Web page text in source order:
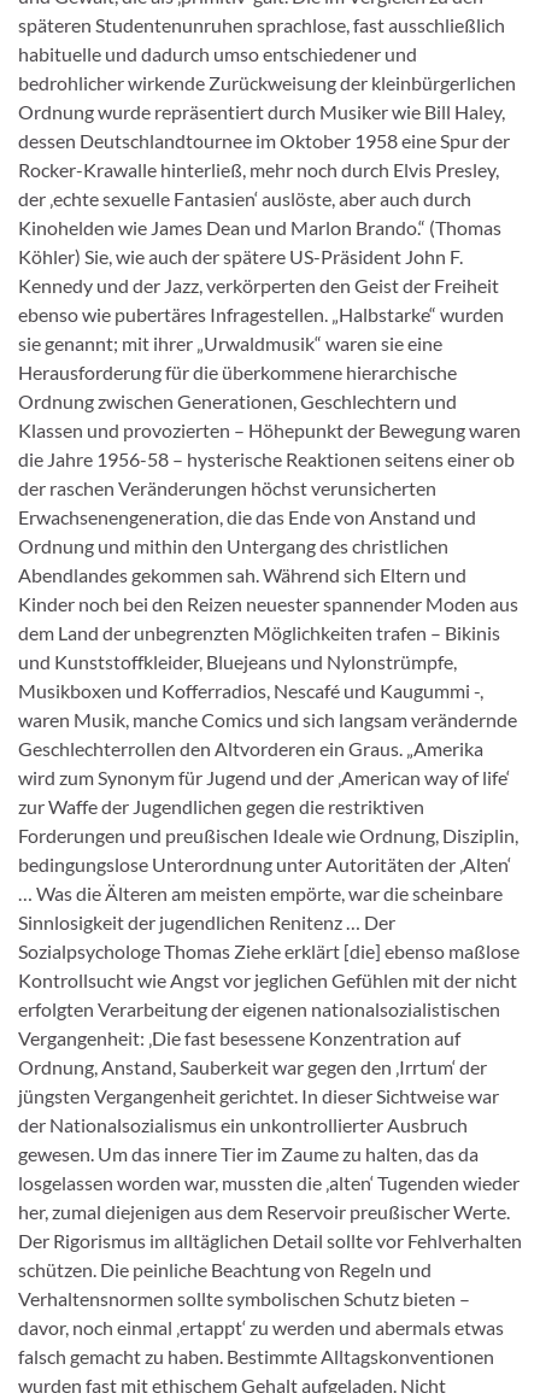
späteren Studentenunruhen sprachlose, fast ausschließlich
habituelle und dadurch umso entschiedener und
bedrohlicher wirkende Zurückweisung der kleinbürgerlichen
Ordnung wurde repräsentiert durch Musiker wie Bill Haley,
dessen Deutschlandtournee im Oktober 1958 eine Spur der
Rocker-Krawalle hinterließ, mehr noch durch Elvis Presley,
der ‚echte sexuelle Fantasien‘ auslöste, aber auch durch
Kinohelden wie James Dean und Marlon Brando.“ (Thomas
Köhler) Sie, wie auch der spätere US-Präsident John F.
Kennedy und der Jazz, verkörperten den Geist der Freiheit
ebenso wie pubertäres Infragestellen. „Halbstarke“ wurden
sie genannt; mit ihrer „Urwaldmusik“ waren sie eine
Herausforderung für die überkommene hierarchische
Ordnung zwischen Generationen, Geschlechtern und
Klassen und provozierten – Höhepunkt der Bewegung waren
die Jahre 1956-58 – hysterische Reaktionen seitens einer ob
der raschen Veränderungen höchst verunsicherten
Erwachsenengeneration, die das Ende von Anstand und
Ordnung und mithin den Untergang des christlichen
Abendlandes gekommen sah. Während sich Eltern und
Kinder noch bei den Reizen neuester spannender Moden aus
dem Land der unbegrenzten Möglichkeiten trafen – Bikinis
und Kunststoffkleider, Bluejeans und Nylonstrümpfe,
Musikboxen und Kofferradios, Nescafé und Kaugummi -,
waren Musik, manche Comics und sich langsam verändernde
Geschlechterrollen den Altvorderen ein Graus. „Amerika
wird zum Synonym für Jugend und der ‚American way of life‘
zur Waffe der Jugendlichen gegen die restriktiven
Forderungen und preußischen Ideale wie Ordnung, Disziplin,
bedingungslose Unterordnung unter Autoritäten der ‚Alten‘
… Was die Älteren am meisten empörte, war die scheinbare
Sinnlosigkeit der jugendlichen Renitenz … Der
Sozialpsychologe Thomas Ziehe erklärt [die] ebenso maßlose
Kontrollsucht wie Angst vor jeglichen Gefühlen mit der nicht
erfolgten Verarbeitung der eigenen nationalsozialistischen
Vergangenheit: ‚Die fast besessene Konzentration auf
Ordnung, Anstand, Sauberkeit war gegen den ‚Irrtum‘ der
jüngsten Vergangenheit gerichtet. In dieser Sichtweise war
der Nationalsozialismus ein unkontrollierter Ausbruch
gewesen. Um das innere Tier im Zaume zu halten, das da
losgelassen worden war, mussten die ‚alten‘ Tugenden wieder
her, zumal diejenigen aus dem Reservoir preußischer Werte.
Der Rigorismus im alltäglichen Detail sollte vor Fehlverhalten
schützen. Die peinliche Beachtung von Regeln und
Verhaltensnormen sollte symbolischen Schutz bieten –
davor, noch einmal ‚ertappt‘ zu werden und abermals etwas
falsch gemacht zu haben. Bestimmte Alltagskonventionen
wurden fast mit ethischem Gehalt aufgeladen. Nicht